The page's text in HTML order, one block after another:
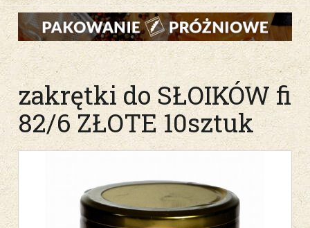
zakrętki do SŁOIKÓW fi
82/6 ZŁOTE 10sztuk